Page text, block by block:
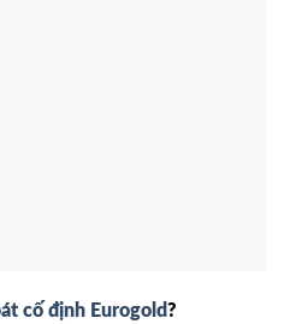
cố định Eurogold?